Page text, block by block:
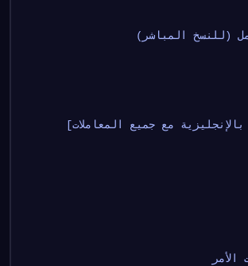
(للنسخ المباشر)
مع جميع المعاملات]